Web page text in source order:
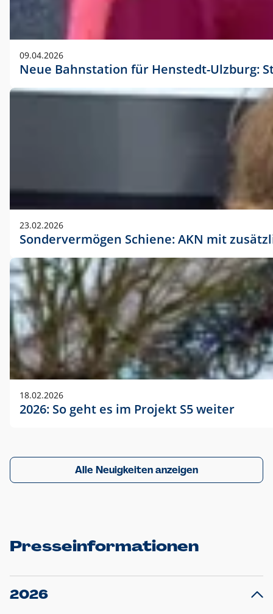
09.04.2026
Neue Bahnstation für Henstedt-Ulzburg:
23.02.2026
Sondervermögen Schiene: AKN mit
18.02.2026
2026: So geht es im Projekt S5 weiter
Alle Neuigkeiten anzeigen
Presseinformationen
2026